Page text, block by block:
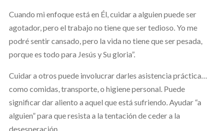
Cuando mi enfoque está en Él, cuidar a alguien puede ser
agotador, pero el trabajo no tiene que ser tedioso. Yo me
podré sentir cansado, pero la vida no tiene que ser pesada,
porque es todo para Jesús y Su gloria”.
Cuidar a otros puede involucrar darles asistencia práctica…
como comidas, transporte, o higiene personal. Puede
significar dar aliento a aquel que está sufriendo. Ayudar “a
alguien” para que resista a la tentación de ceder a la
desesperación.